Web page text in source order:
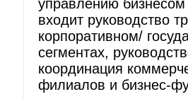
управлению
входит руководство
корпоративном/
сегментах,
координация
филиалов и бизнес-